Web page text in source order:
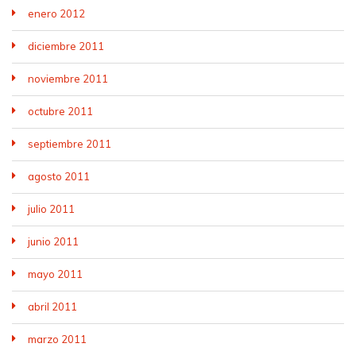
enero 2012
diciembre 2011
noviembre 2011
octubre 2011
septiembre 2011
agosto 2011
julio 2011
junio 2011
mayo 2011
abril 2011
marzo 2011